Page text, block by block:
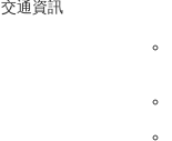
交通資訊